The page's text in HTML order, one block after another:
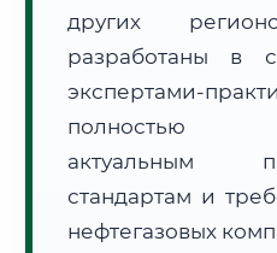
Расчет логистики оригиналов:
• Маршрут транзита:
~3 266 км
• Экспресс-доставка СДЭК / Почтой:
📜 Документы и аккредитация
других
разработаны в
экспертами-
полностью
актуальным
стандартам и
нефтегазовых